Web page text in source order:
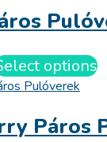
options
Páros